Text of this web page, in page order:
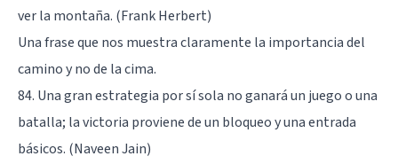
ver la montaña. (Frank Herbert)
Una frase que nos muestra claramente la importancia del
camino y no de la cima.
84. Una gran estrategia por sí sola no ganará un juego o una
batalla; la victoria proviene de un bloqueo y una entrada
básicos. (Naveen Jain)